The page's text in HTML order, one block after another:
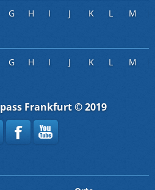
G H I J K L M
G H I J K L M
Frankfurt © 2019